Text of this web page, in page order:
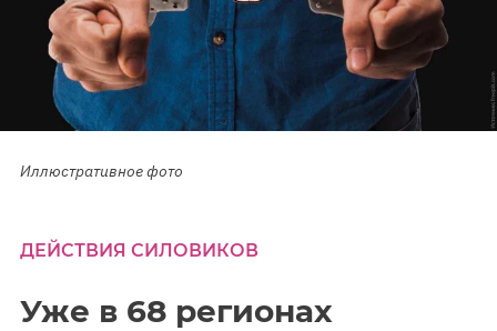
Иллюстративное фото
ДЕЙСТВИЯ СИЛОВИКОВ
Уже в 68 регионах